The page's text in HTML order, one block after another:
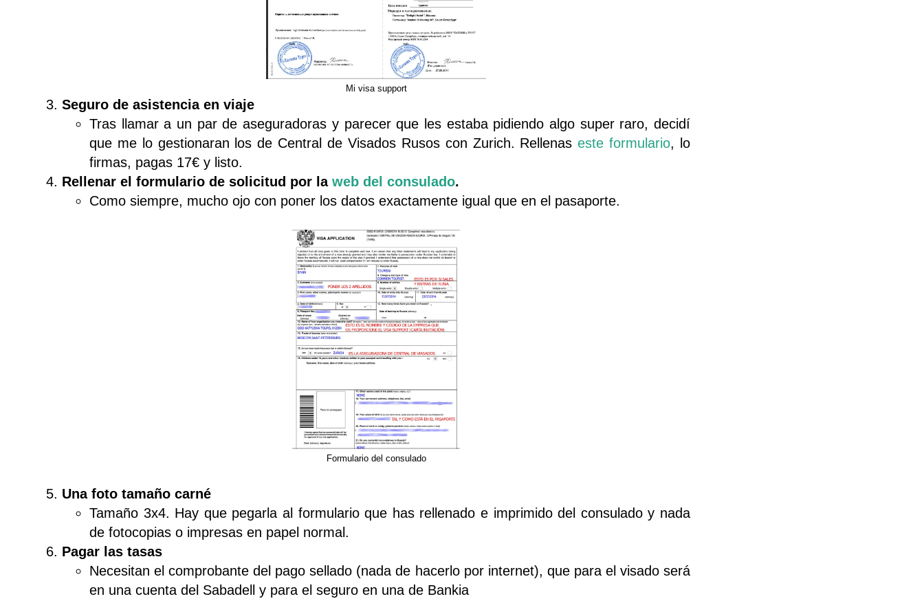
Mi visa support
Seguro de asistencia en viaje
Tras llamar a un par de aseguradoras y parecer que les estaba pidiendo algo super raro, decidí
que me lo gestionaran los de Central de Visados Rusos con Zurich. Rellenaseste formulario, lo
firmas, pagas 17€ y listo.
Rellenar el formulario de solicitud por la web del consulado.
Como siempre, mucho ojo con poner los datos exactamente igual que en el pasaporte.
Formulario del consulado
Una foto tamaño carné
Tamaño 3x4. Hay que pegarla al formulario que has rellenado e imprimido del consulado y nada
de fotocopias o impresas en papel normal.
Pagar las tasas
Necesitan el comprobante del pago sellado (nada de hacerlo por internet), que para el visado será
en una cuenta del Sabadell y para el seguro en una de Bankia